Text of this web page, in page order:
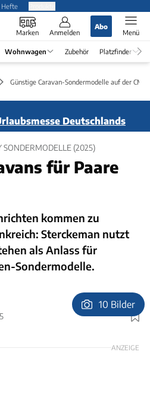
Hefte
Marken Anmelden
Abo
Menü
Wohnwagen Zubehör Platzfinder
Günstige Caravan-Sondermodelle auf der CMT
Deutschlands
SONDERMODELLE (2025)
für Paare
kommen zu
Sterckeman nutzt
als Anlass für
Sondermodelle.
Foto: Andreas Becker
10 Bilder
ANZEIGE